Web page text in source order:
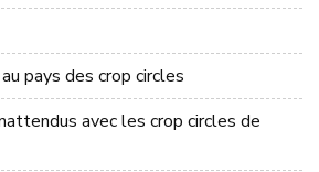
pays des crop circles
avec les crop circles de